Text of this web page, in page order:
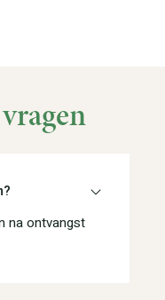
vragen
na ontvangst